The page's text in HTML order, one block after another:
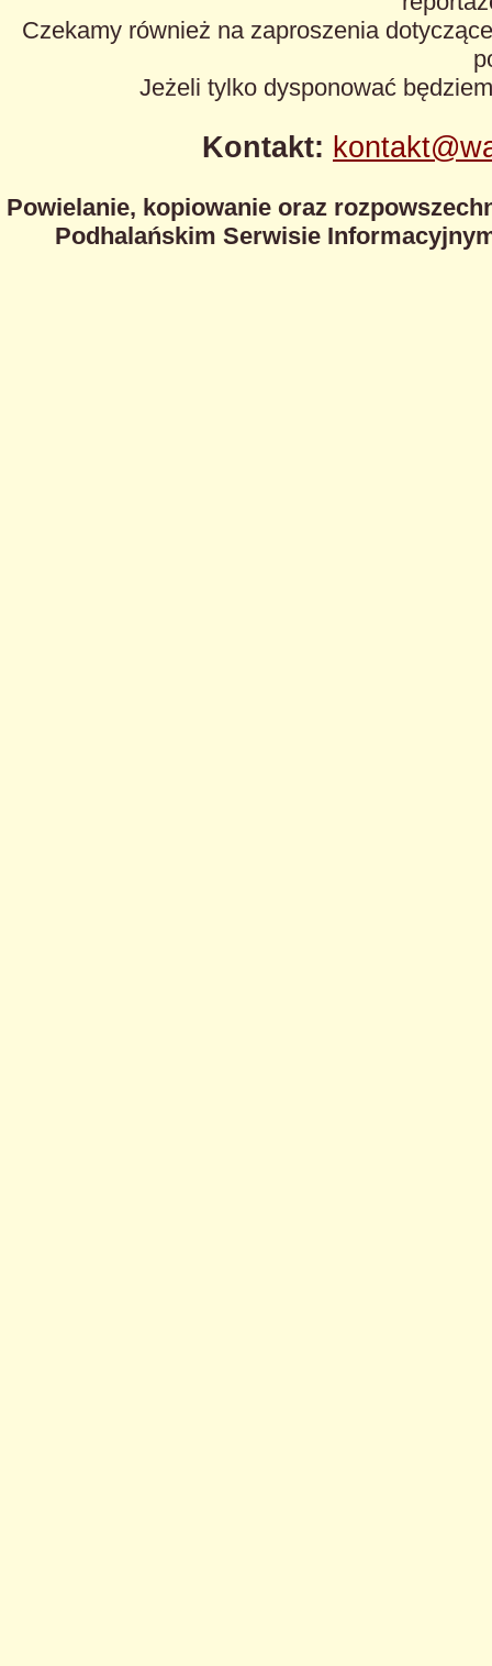
Czekamy również na zaproszenia
Jeżeli tylko dysponować
Kontakt:
Powielanie, kopiowanie oraz
Podhalańskim Serwisie